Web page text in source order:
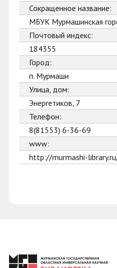
Сокращенное название:
МБУК Мурмашинская
Почтовый индекс:
184355
Город:
п. Мурмаши
Улица, дом:
Энергетиков, 7
Телефон:
8(81553) 6-36-69
www:
http://murmashi-